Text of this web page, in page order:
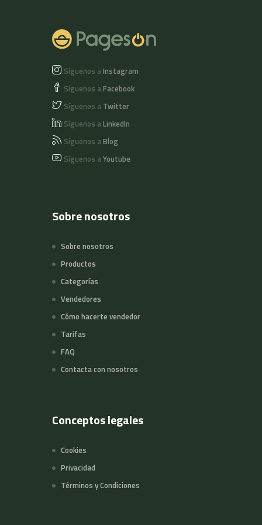
Síguenos aInstagram
Síguenos aFacebook
Síguenos a Twitter
Síguenos aLinkedIn
Síguenos aBlog
Síguenos aYoutube
Sobre nosotros
Sobre nosotros
Productos
Categorías
Vendedores
Cómo hacerte vendedor
Tarifas
FAQ
Contacta con nosotros
Conceptos legales
Cookies
Privacidad
Términos y Condiciones